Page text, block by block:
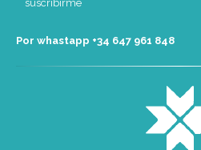
Por whastapp +34 ‭647 961 848‬